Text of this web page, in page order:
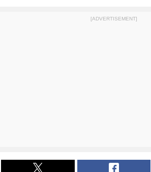
[ADVERTISEMENT]